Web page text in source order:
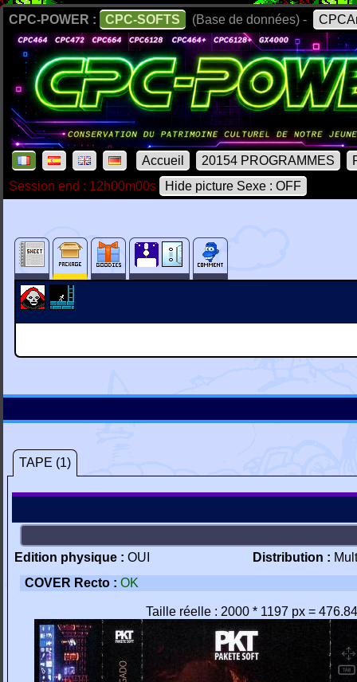
CPC-POWER : CPC-SOFTS (Base de données) -
Accueil 20154 PROGRAMMES
Session end : 12h00m00s
Hide picture Sexe : OFF
TAPE (1)
Edition physique : OUI Distribution :
COVER Recto : OK
Taille réelle : 2000 * 1197 px =